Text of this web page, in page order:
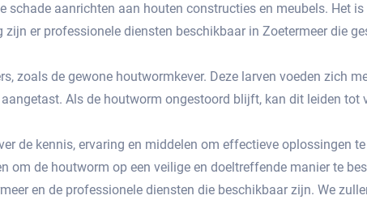
aanrichten aan houten constructies en meubels.​ Het
er professionele diensten beschikbaar in Zoetermeer die
zoals de gewone houtwormkever.​ Deze larven voeden zich
Als de houtworm ongestoord blijft, kan dit leiden tot
de kennis, ervaring en middelen om effectieve oplossingen
om de houtworm op een veilige en doeltreffende manier te
en de professionele diensten die beschikbaar zijn.​ We